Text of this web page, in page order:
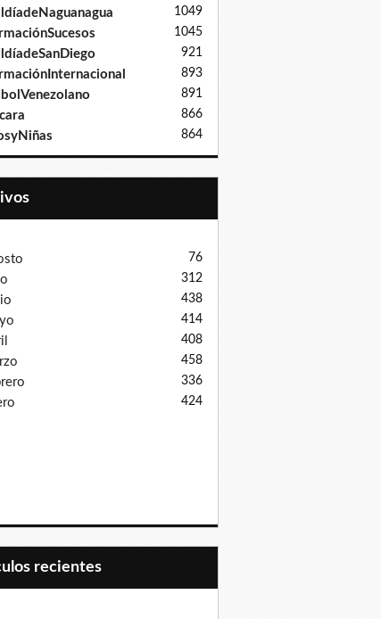
1049
1045
921
893
891
866
864
76
312
438
414
408
458
336
424
recientes